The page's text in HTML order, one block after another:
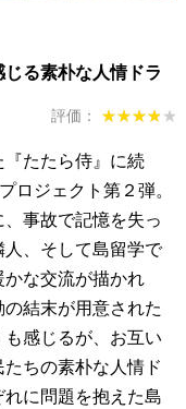
る素朴な人情ドラ
評価： ★★★★★
★★★★★
たたら侍』に続
ロジェクト第２弾。
事故で記憶を失っ
、そして島留学で
な交流が描かれ
結末が用意された
感じるが、お互い
ちの素朴な人情ド
に問題を抱えた島